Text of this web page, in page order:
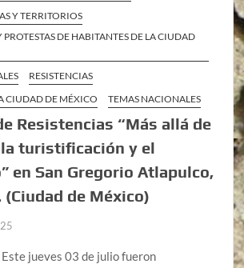
Y TERRITORIOS
DE HABITANTES DE LA CIUDAD
RESISTENCIAS
CIUDAD DE MÉXICO
TEMAS NACIONALES
Resistencias “Más allá de
turistificación y el
en San Gregorio Atlapulco,
de México)
jueves 03 de julio fueron